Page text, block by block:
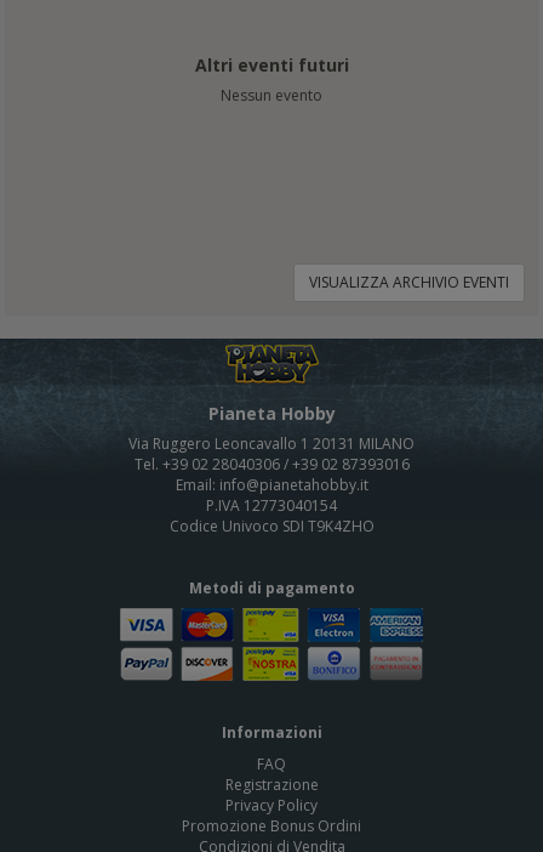
Altri eventi futuri
Nessun evento
VISUALIZZA ARCHIVIO EVENTI
Pianeta Hobby
Via Ruggero Leoncavallo 1 20131 MILANO
Tel. +39 02 28040306 / +39 02 87393016
Email: info@pianetahobby.it
P.IVA 12773040154
Codice Univoco SDI T9K4ZHO
Metodi di pagamento
Informazioni
FAQ
Registrazione
Privacy Policy
Promozione Bonus Ordini
Condizioni di Vendita